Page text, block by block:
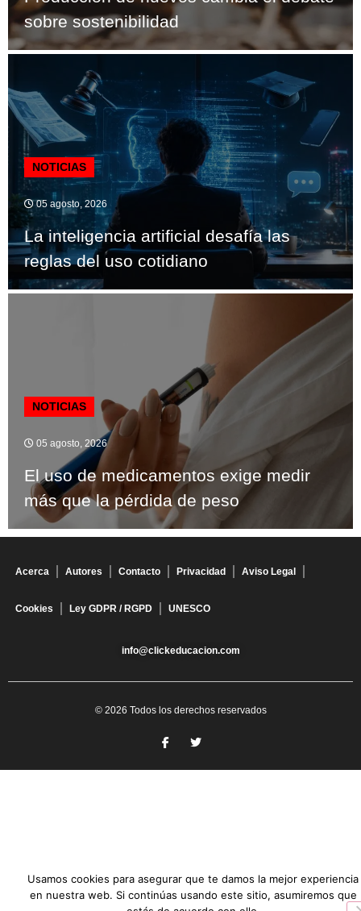
sobre sostenibilidad
NOTICIAS
05 agosto, 2026
La inteligencia artificial desafía las
reglas del uso cotidiano
NOTICIAS
05 agosto, 2026
El uso de medicamentos exige medir
más que la pérdida de peso
Acerca Autores Contacto Privacidad Aviso Legal
Cookies Ley GDPR / RGPD UNESCO
info@clickeducacion.com
© 2026 Todos los derechos reservados
Usamos cookies para asegurar que te damos la mejor experiencia
en nuestra web. Si continúas usando este sitio, asumiremos que